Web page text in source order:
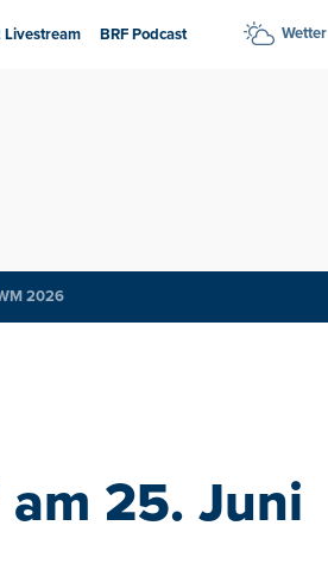
Livestream BRF Podcast Wetter
2026
25. Juni